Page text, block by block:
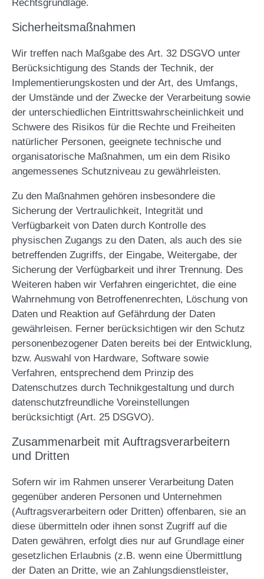
Rechtsgrundlage.
Sicherheitsmaßnahmen
Wir treffen nach Maßgabe des Art. 32 DSGVO unter
Berücksichtigung des Stands der Technik, der
Implementierungskosten und der Art, des Umfangs,
der Umstände und der Zwecke der Verarbeitung sowie
der unterschiedlichen Eintrittswahrscheinlichkeit und
Schwere des Risikos für die Rechte und Freiheiten
natürlicher Personen, geeignete technische und
organisatorische Maßnahmen, um ein dem Risiko
angemessenes Schutzniveau zu gewährleisten.
Zu den Maßnahmen gehören insbesondere die
Sicherung der Vertraulichkeit, Integrität und
Verfügbarkeit von Daten durch Kontrolle des
physischen Zugangs zu den Daten, als auch des sie
betreffenden Zugriffs, der Eingabe, Weitergabe, der
Sicherung der Verfügbarkeit und ihrer Trennung. Des
Weiteren haben wir Verfahren eingerichtet, die eine
Wahrnehmung von Betroffenenrechten, Löschung von
Daten und Reaktion auf Gefährdung der Daten
gewährleisen. Ferner berücksichtigen wir den Schutz
personenbezogener Daten bereits bei der Entwicklung,
bzw. Auswahl von Hardware, Software sowie
Verfahren, entsprechend dem Prinzip des
Datenschutzes durch Technikgestaltung und durch
datenschutzfreundliche Voreinstellungen
berücksichtigt (Art. 25 DSGVO).
Zusammenarbeit mit Auftragsverarbeitern
und Dritten
Sofern wir im Rahmen unserer Verarbeitung Daten
gegenüber anderen Personen und Unternehmen
(Auftragsverarbeitern oder Dritten) offenbaren, sie an
diese übermitteln oder ihnen sonst Zugriff auf die
Daten gewähren, erfolgt dies nur auf Grundlage einer
gesetzlichen Erlaubnis (z.B. wenn eine Übermittlung
der Daten an Dritte, wie an Zahlungsdienstleister,